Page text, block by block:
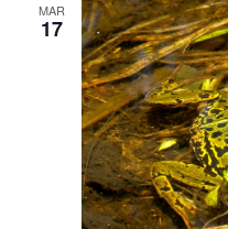
MAR
17